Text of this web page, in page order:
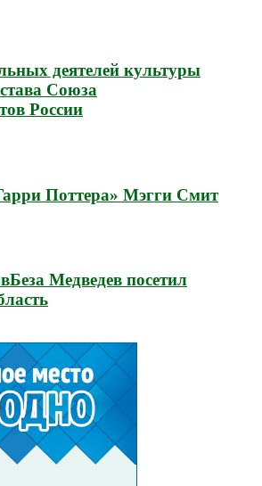
деятелей культуры
Союза
России
Поттера» Мэгги Смит
Медведев посетил